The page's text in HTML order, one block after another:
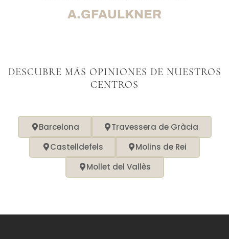
A.GFAULKNER
DESCUBRE MÁS OPINIONES DE NUESTROS
CENTROS
Barcelona
Travessera de Gràcia
Castelldefels
Molins de Rei
Mollet del Vallès